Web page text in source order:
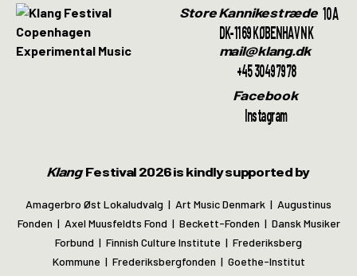
Store Kannikestræde 10A
DK-1169 KØBENHAVN K
mail@klang.dk
+45 30497978
Facebook
Instagram
KlangFestival 2026 is kindly supported by
Amagerbro Øst Lokaludvalg | Art Music Denmark | Augustinus
Fonden | Axel Muusfeldts Fond | Beckett-Fonden | Dansk Musiker
Forbund | Finnish Culture Institute | Frederiksberg
Kommune | Frederiksbergfonden | Goethe-Institut